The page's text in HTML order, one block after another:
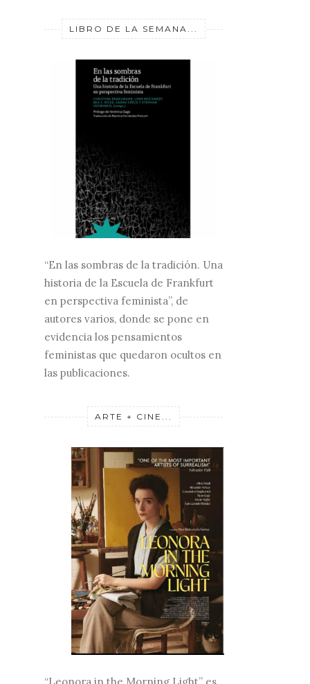
LIBRO DE LA SEMANA...
“En las sombras de la tradición. Una
historia de la Escuela de Frankfurt
en perspectiva feminista”, de
autores varios, donde se pone en
evidencia los pensamientos
feministas que quedaron ocultos en
las publicaciones.
ARTE + CINE...